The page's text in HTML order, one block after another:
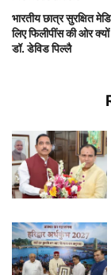
भारतीय छात्र सुरक्षित
लिए फिलीपींस की ओर
डॉ. डेविड पिल्लै